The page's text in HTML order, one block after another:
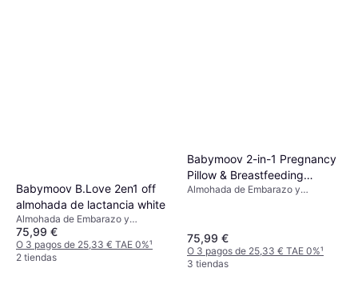
Babymoov B.Love 2en1 off
almohada de lactancia white
Almohada de Embarazo y
Lactancia, Blanco, Beige, Natural,
Material: Algodón Relleno:
Poliéster
75,99 €
O 3 pagos de 25,33 € TAE 0%¹
2 tiendas
Babymoov 2-in-1 Pregnancy
Pillow & Breastfeeding
Terracotta
Almohada de Embarazo y
75,99 €
O 3 pagos de 25,33 € TAE 0%¹
3 tiendas